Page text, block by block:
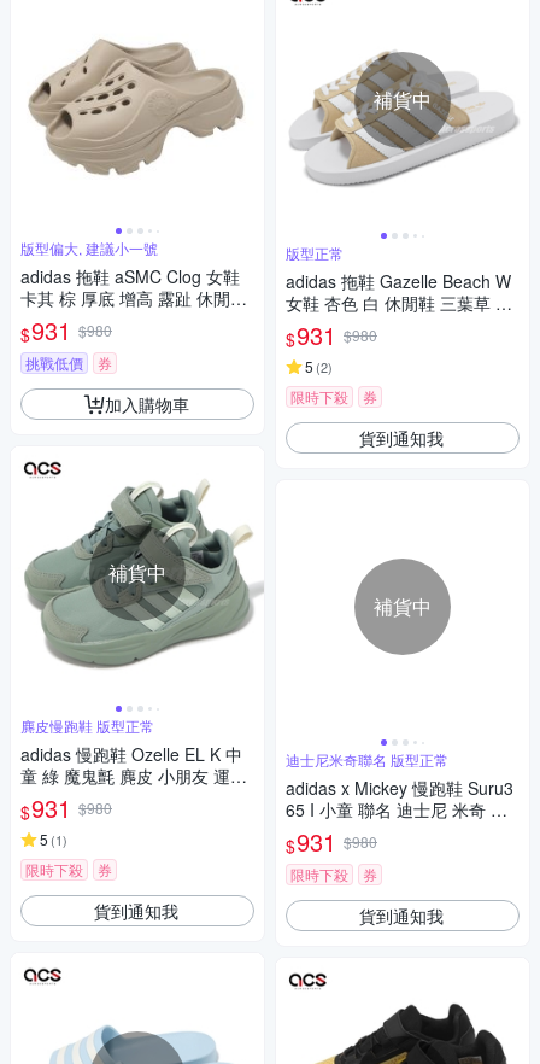
版型偏大, 建議小一號
adidas 拖鞋 aSMC Clog 女鞋
卡其 棕 厚底 增高 露趾 休閒鞋
IF6537
$931 $980
挑戰低價
券
加入購物車
補貨中
麂皮慢跑鞋 版型正常
adidas 慢跑鞋 Ozelle EL K 中
童 綠 魔鬼氈 麂皮 小朋友 運動
鞋 愛迪達 IF7893
$931 $980
5 (1)
限時下殺 券
貨到通知我
補貨中
版型正常
adidas 拖鞋 Gazelle Beach W
女鞋 杏色 白 休閒鞋 三葉草 愛
迪達 JQ7422
$931 $980
5 (2)
限時下殺 券
貨到通知我
補貨中
迪士尼米奇聯名 版型正常
adidas x Mickey 慢跑鞋 Suru3
65 I 小童 聯名 迪士尼 米奇 小
朋友 魔鬼氈 愛迪達 IG7179
$931 $980
限時下殺
券
貨到通知我